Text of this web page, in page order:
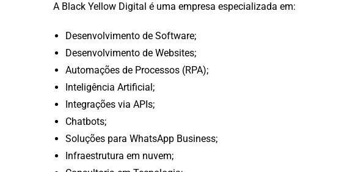
A Black Yellow Digital é uma empresa especializada em:
Desenvolvimento de Software;
Desenvolvimento de Websites;
Automações de Processos (RPA);
Inteligência Artificial;
Integrações via APIs;
Chatbots;
Soluções para WhatsApp Business;
Infraestrutura em nuvem;